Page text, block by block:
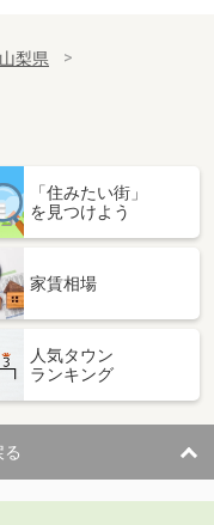
山梨県
「住みたい街」
を見つけよう
家賃相場
人気タウン
ランキング